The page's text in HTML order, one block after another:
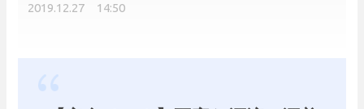
2019.12.27 14:50